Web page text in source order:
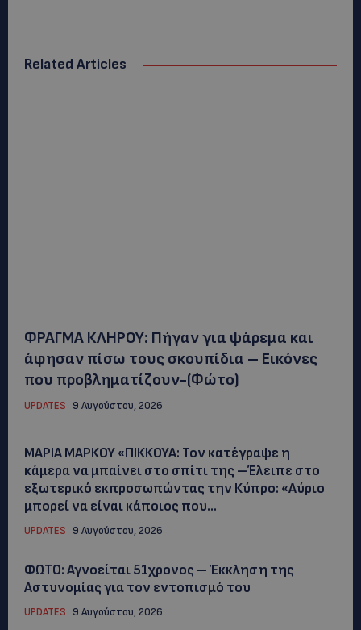
Related Articles
ΦΡΑΓΜΑ ΚΛΗΡΟΥ: Πήγαν για ψάρεμα και
άφησαν πίσω τους σκουπίδια – Εικόνες
που προβληματίζουν-(Φώτο)
UPDATES 9 Αυγούστου, 2026
ΜΑΡΙΑ ΜΑΡΚΟΥ «ΠΙΚΚΟΥΑ: Τον κατέγραψε η
κάμερα να μπαίνει στο σπίτι της –Έλειπε στο
εξωτερικό εκπροσωπώντας την Κύπρο: «Αύριο
μπορεί να είναι κάποιος που...
UPDATES 9 Αυγούστου, 2026
ΦΩΤΟ: Αγνοείται 51χρονος – Έκκληση της
Αστυνομίας για τον εντοπισμό του
UPDATES 9 Αυγούστου, 2026